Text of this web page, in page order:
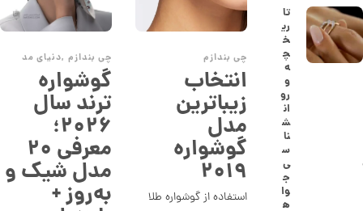
چی بندازم ,دنیای مد
گوشواره
ترند سال
۲۰۲۶؛
معرفی ۲۰
مدل شیک و
به‌روز +
چی بندازم
انتخاب
زیباترین
مدل
گوشواره
۲۰۱۹
استفاده از گوشواره‌ طلا
تا
ری
خ
چ
ه
و
رو
ان
ش
نا
س
ی
ج
وا
ه
3
0
0
0
ت
و
م
ا